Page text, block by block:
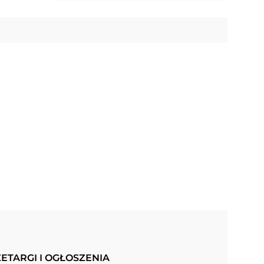
I OGŁOSZENIA